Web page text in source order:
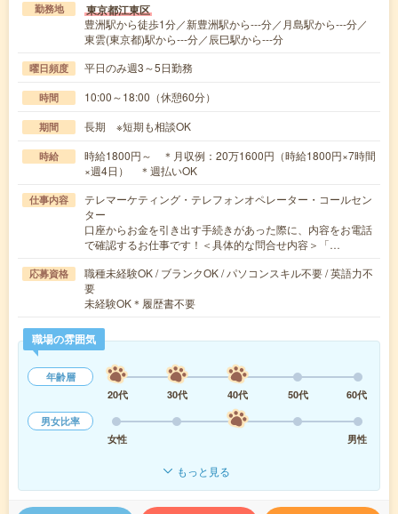
勤務地 東京都江東区
豊洲駅から徒歩1分／新豊洲駅から---分／月島駅から---分／
東雲(東京都)駅から---分／辰巳駅から---分
曜日頻度 平日のみ週3～5日勤務
時間 10:00～18:00（休憩60分）
期間 長期 ※短期も相談OK
時給
時給1800円～ ＊月収例：20万1600円（時給1800円×7時間
×週4日） ＊週払いOK
仕事内容
テレマーケティング・テレフォンオペレーター・コールセン
ター
口座からお金を引き出す手続きがあった際に、内容をお電話
で確認するお仕事です！＜具体的な問合せ内容＞「…
応募資格
職種未経験OK / ブランクOK / パソコンスキル不要 / 英語力不
要
未経験OK＊履歴書不要
職場の雰囲気
年齢層
20代
30代 40代 50代
60代
男女比率
女性
男性
もっと見る